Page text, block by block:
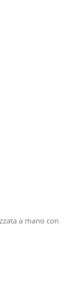
a mano con